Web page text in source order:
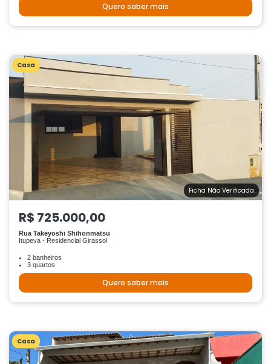
Quero saber mais
Casa
Ficha Não Verificada
R$ 725.000,00
Rua Takeyoshi Shihonmatsu
Itupeva - Residencial Girassol
2 banheiros
3 quartos
Quero saber mais
Casa